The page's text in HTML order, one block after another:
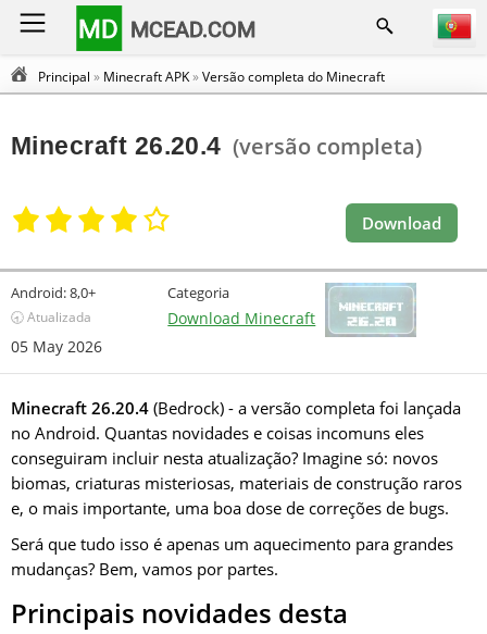
MD MCEAD.COM
Principal » Minecraft APK»Versão completa do Minecraft
Minecraft 26.20.4 (versão completa)
Download
Android:8,0+
🕣 Atualizada
05 May 2026
Categoria
Download Minecraft
Minecraft 26.20.4 (Bedrock) - a versão completa foi lançada
no Android. Quantas novidades e coisas incomuns eles
conseguiram incluir nesta atualização? Imagine só: novos
biomas, criaturas misteriosas, materiais de construção raros
e, o mais importante, uma boa dose de correções de bugs.
Será que tudo isso é apenas um aquecimento para grandes
mudanças? Bem, vamos por partes.
Principais novidades desta